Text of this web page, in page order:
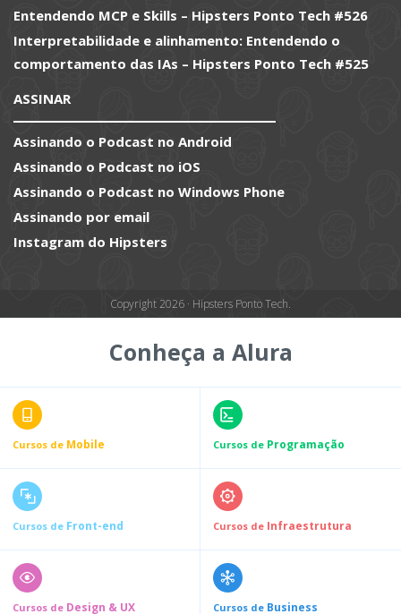
Entendendo MCP e Skills – Hipsters Ponto Tech #526
Interpretabilidade e alinhamento: Entendendo o
comportamento das IAs – Hipsters Ponto Tech #525
ASSINAR
Assinando o Podcast no Android
Assinando o Podcast no iOS
Assinando o Podcast no Windows Phone
Assinando por email
Instagram do Hipsters
Copyright 2026 · Hipsters Ponto Tech.
Conheça a Alura
Cursos de Mobile Cursos de Programação
Cursos de Front-end Cursos de Infraestrutura
Cursos de Design & UX Cursos de Business